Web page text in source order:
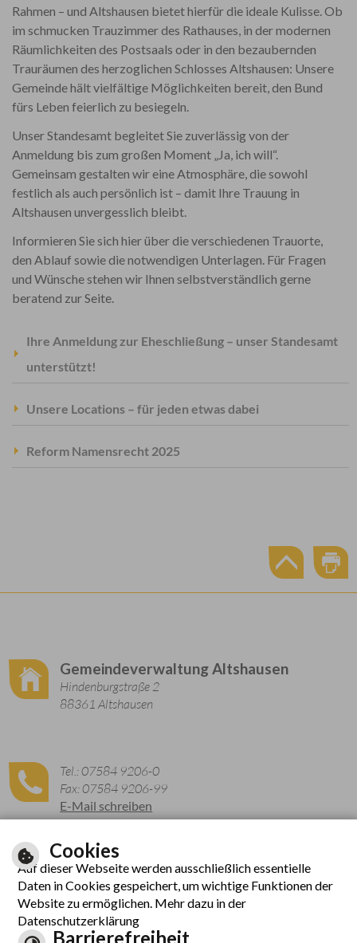
Rahmen – und Altshausen bietet hierfür die ideale Kulisse. Ob
im schmucken Trauzimmer des Rathauses, in der modernen
Räumlichkeiten des Postsaals oder in den bezaubernden
Trauräumen des herzoglichen Schlosses Altshausen: Unsere
Gemeinde hält vielfältige Möglichkeiten bereit, den Bund
fürs Leben feierlich zu besiegeln.
Unser Standesamt begleitet Sie zuverlässig von der
Anmeldung bis zum großen Moment „Ja, ich will“.
Gemeinsam gestalten wir eine Atmosphäre, die sowohl
festlich als auch persönlich ist – damit Ihre Trauung in
Altshausen unvergesslich bleibt.
Informieren Sie sich hier über die verschiedenen Trauorte,
den Ablauf sowie die notwendigen Unterlagen. Für Fragen
und Wünsche stehen wir Ihnen selbstverständlich gerne
beratend zur Seite.
Ihre Anmeldung zur Eheschließung – unser Standesamt
unterstützt!
Unsere Locations – für jeden etwas dabei
Reform Namensrecht 2025
Gemeindeverwaltung Altshausen
Hindenburgstraße 2
88361 Altshausen
Tel.: 07584 9206-0
Fax: 07584 9206-99
E-Mail schreiben
Zu den aktuellen Öffnungszeiten
Cookies
Auf dieser Webseite werden ausschließlich essentielle
Daten in Cookies gespeichert, um wichtige Funktionen der
Website zu ermöglichen. Mehr dazu in der
Datenschutzerklärung
Barrierefreiheit